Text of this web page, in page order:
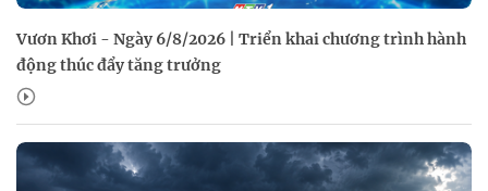
Vươn Khơi - Ngày 6/8/2026 | Triển khai chương trình hành
động thúc đẩy tăng trưởng